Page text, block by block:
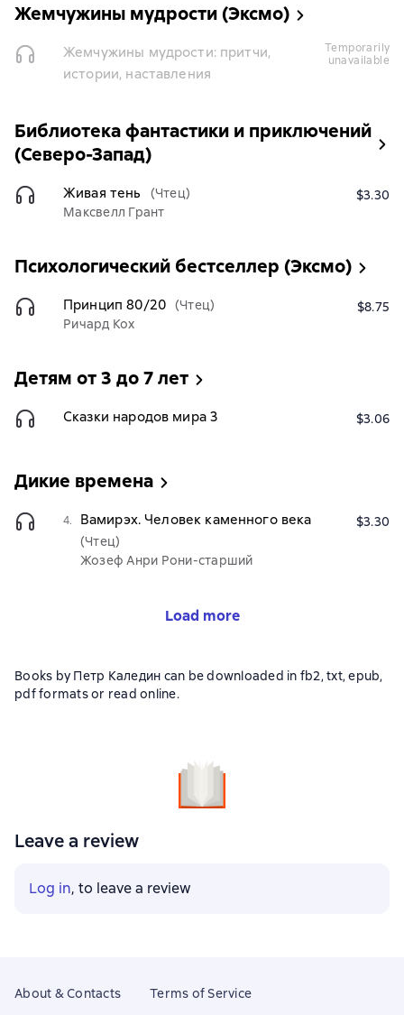
Жемчужины мудрости (Эксмо)
Жемчужины мудрости: притчи,
истории, наставления
temporarily
unavailable
Библиотека фантастики и приключений
(Северо-Запад)
Живая тень
(Чтец)
Максвелл Грант
$3.30
Психологический бестселлер (Эксмо)
Принцип 80/20 (Чтец)
Ричард Кох
$8.75
Детям от 3 до 7 лет
Сказки народов мира 3 $3.06
Дикие времена
4. Вамирэх. Человек каменного века
(Чтец)
Жозеф Анри Рони-старший
$3.30
Load more
Books by Петр Каледин can be downloaded in fb2, txt, epub,
pdf formats or read online.
Leave a review
Log in, to leave a review
About & Contacts
Terms of Service